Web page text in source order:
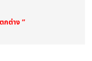
กต่าง ”